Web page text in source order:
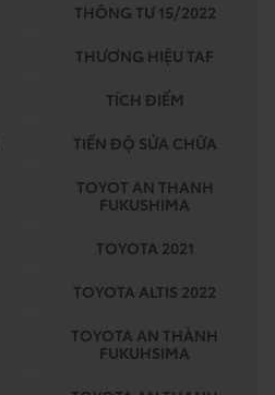
THÔNG TƯ 15/2022
THƯƠNG HIỆU TAF
TÍCH ĐIỂM
TIẾN ĐỘ SỬA CHỮA
TOYOT AN THANH
FUKUSHIMA
TOYOTA 2021
TOYOTA ALTIS 2022
TOYOTA AN THÀNH
FUKUHSIMA